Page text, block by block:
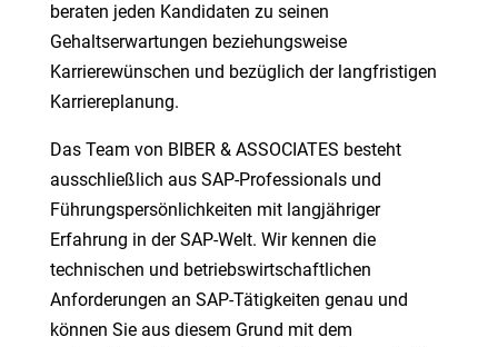
beraten jeden Kandidaten zu seinen
Gehaltserwartungen beziehungsweise
Karrierewünschen und bezüglich der langfristigen
Karriereplanung.
Das Team von BIBER & ASSOCIATES besteht
ausschließlich aus SAP-Professionals und
Führungspersönlichkeiten mit langjähriger
Erfahrung in der SAP-Welt. Wir kennen die
technischen und betriebswirtschaftlichen
Anforderungen an SAP-Tätigkeiten genau und
können Sie aus diesem Grund mit dem